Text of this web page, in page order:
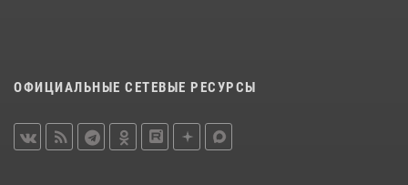
ОФИЦИАЛЬНЫЕ СЕТЕВЫЕ РЕСУРСЫ